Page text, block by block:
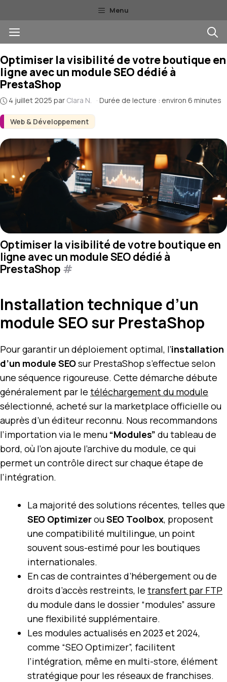
au
contenu
Menu
Menu
Web & Développement
Optimiser la visibilité de votre boutique en
ligne avec un module SEO dédié à
PrestaShop
4 juillet 2025 par Clara N. · Durée de lecture : environ 6 minutes
Optimiser la visibilité de votre boutique en
ligne avec un module SEO dédié à
PrestaShop #
Installation technique d’un
module SEO sur PrestaShop
Pour garantir un déploiement optimal, l’installation
d’un module SEOsur PrestaShop s’effectue selon
une séquence rigoureuse. Cette démarche débute
généralement par le téléchargement du module
sélectionné, acheté sur la marketplace officielle ou
auprès d’un éditeur reconnu. Nous recommandons
l’importation via le menu “Modules” du tableau de
bord, où l’on ajoute l’archive du module, ce qui
permet un contrôle direct sur chaque étape de
l’intégration.
La majorité des solutions récentes, telles que
SEO OptimizerouSEO Toolbox, proposent
une compatibilité multilingue, un point
souvent sous-estimé pour les boutiques
internationales.
En cas de contraintes d’hébergement ou de
droits d’accès restreints, le transfert par FTP
du module dans le dossier “modules” assure
une flexibilité supplémentaire.
Les modules actualisés en 2023 et 2024,
comme “SEO Optimizer”, facilitent
l’intégration, même en multi-store, élément
stratégique pour les réseaux de franchises.